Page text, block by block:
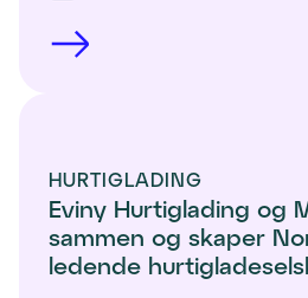
HURTIGLADING
Eviny Hurtiglading og
sammen og skaper
ledende